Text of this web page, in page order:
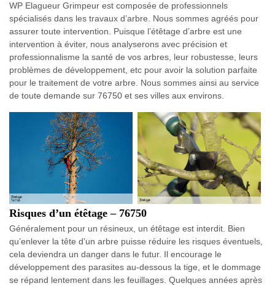
WP Elagueur Grimpeur est composée de professionnels
spécialisés dans les travaux d’arbre. Nous sommes agréés pour
assurer toute intervention. Puisque l’étêtage d’arbre est une
intervention à éviter, nous analyserons avec précision et
professionnalisme la santé de vos arbres, leur robustesse, leurs
problèmes de développement, etc pour avoir la solution parfaite
pour le traitement de votre arbre. Nous sommes ainsi au service
de toute demande sur 76750 et ses villes aux environs.
Risques d’un étêtage – 76750
Généralement pour un résineux, un étêtage est interdit. Bien
qu’enlever la tête d’un arbre puisse réduire les risques éventuels,
cela deviendra un danger dans le futur. Il encourage le
développement des parasites au-dessous la tige, et le dommage
se répand lentement dans les feuillages. Quelques années après